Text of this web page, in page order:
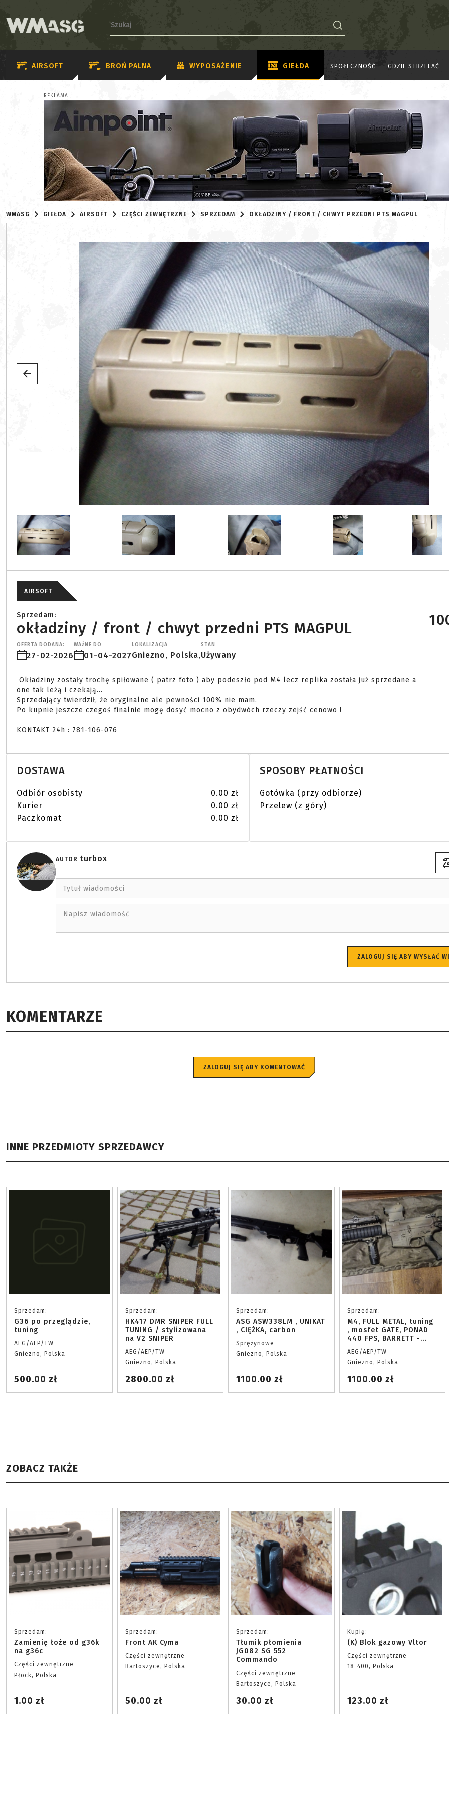
AIRSOFT BROŃ PALNA WYPOSAŻENIE GIEŁDA SPOŁECZNOŚĆ GDZIE STRZELAĆ
REKLAMA
WMASG GIEŁDA AIRSOFT CZĘŚCI ZEWNĘTRZNE SPRZEDAM OKŁADZINY / FRONT / CHWYT PRZEDNI PTS MAGPUL
AIRSOFT
Sprzedam:
okładziny / front / chwyt przedni PTS MAGPUL
OFERTA DODANA:
27-02-2026
WAŻNE DO
01-04-2027
LOKALIZACJA
Gniezno, Polska,
STAN
Używany
one tak leżą i czekają...
Sprzedający twierdził, że oryginalne ale pewności 100% nie mam.
Po kupnie jeszcze czegoś finalnie mogę dosyć mocno z obydwóch rzeczy zejść cenowo !
KONTAKT 24h : 781-106-076
DOSTAWA
Odbiór osobisty
0.00 zł
Kurier
0.00 zł
Paczkomat
0.00 zł
SPOSOBY PŁATNOŚCI
Gotówka (przy odbiorze)
Przelew (z góry)
AUTOR turbox
Tytuł wiadomości
Napisz wiadomość
ZALOGUJ SIĘ ABY WYSŁAĆ
KOMENTARZE
ZALOGUJ SIĘ ABY KOMENTOWAĆ
INNE PRZEDMIOTY SPRZEDAWCY
Sprzedam:
G36 po przeglądzie,
tuning
AEG/AEP/TW
Gniezno, Polska
500.00 zł
Sprzedam:
HK417 DMR SNIPER FULL
TUNING / stylizowana
na V2 SNIPER
AEG/AEP/TW
Gniezno, Polska
2800.00 zł
Sprzedam:
ASG ASW338LM , UNIKAT
, CIĘŻKA, carbon
Sprężynowe
Gniezno, Polska
1100.00 zł
Sprzedam:
M4, FULL METAL, tuning
, mosfet GATE, PONAD
440 FPS, BARRETT -
body na licencji, palne
oznaczenia
AEG/AEP/TW
Gniezno, Polska
1100.00 zł
ZOBACZ TAKŻE
Sprzedam:
Zamienię łoże od g36k
na g36c
Części zewnętrzne
Płock, Polska
1.00 zł
Sprzedam:
Front AK Cyma
Części zewnętrzne
Bartoszyce, Polska
50.00 zł
Sprzedam:
Tłumik płomienia
JG082 SG 552
Commando
Części zewnętrzne
Bartoszyce, Polska
30.00 zł
Kupię:
(K) Blok gazowy Vltor
Części zewnętrzne
18-400, Polska
123.00 zł